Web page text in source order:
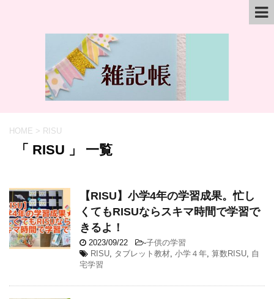
HOME > RISU
「 RISU 」 一覧
【RISU】小学4年の学習成果。忙し
くてもRISUならスキマ時間で学習で
きるよ！
2023/09/22 -子供の学習
RISU, タブレット教材, 小学４年, 算数RISU, 自
宅学習